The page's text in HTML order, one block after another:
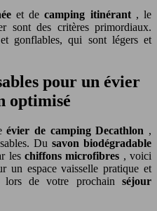
et decamping itinérant , le
sont des critères primordiaux.
gonflables, qui sont légers et
pour un évier
optimisé
évier de camping Decathlon ,
Du savon biodégradable
les chiffons microfibres , voici
un espace vaisselle pratique et
lors de votre prochain séjour